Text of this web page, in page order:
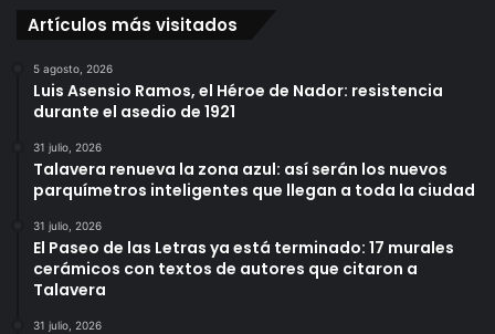
Artículos más visitados
5 agosto, 2026
Luis Asensio Ramos, el Héroe de Nador: resistencia
durante el asedio de 1921
31 julio, 2026
Talavera renueva la zona azul: así serán los nuevos
parquímetros inteligentes que llegan a toda la ciudad
31 julio, 2026
El Paseo de las Letras ya está terminado: 17 murales
cerámicos con textos de autores que citaron a
Talavera
31 julio, 2026